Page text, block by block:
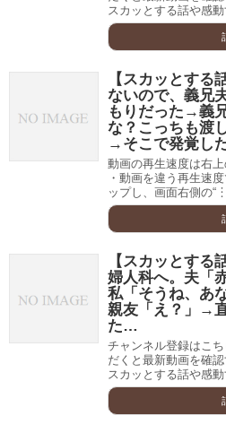
スカッとする話や感動
【スカッとする
ないので、義兄
もりだった→義
な？こっちも渡
→そこで発覚し
動画の再生速度は右上
・動画を違う再生速
ップし、画面右側の
【スカッとする
婦人科へ。夫「
私「そうね、あ
親友「え？」→
た…
チャンネル登録はこ
だくと最新動画を確
スカッとする話や感動